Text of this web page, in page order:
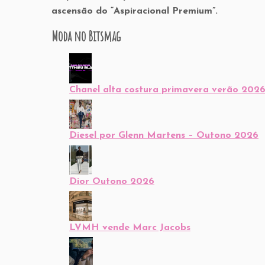
ascensão do “Aspiracional Premium”.
Moda no Bitsmag
Chanel alta costura primavera verão 2026
Diesel por Glenn Martens – Outono 2026
Dior Outono 2026
LVMH vende Marc Jacobs